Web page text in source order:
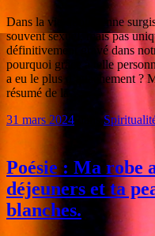
Dans la vie quotidienne
souvent sexuel, mais pas
définitivement gravé dans
pourquoi grâce à telle
a eu le plus d’attachement ?
résumé de la…
31 mars 2024
Poésie : Ma robe
déjeuners et ta
blanches.